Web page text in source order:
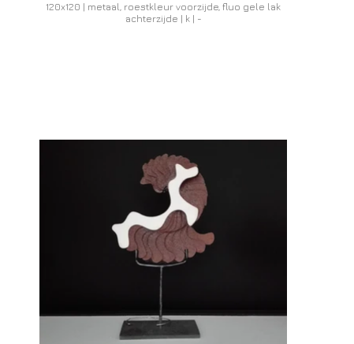
120x120 | metaal, roestkleur voorzijde, fluo gele lak
achterzijde | k | -